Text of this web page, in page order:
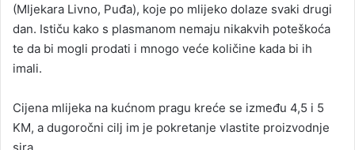
(Mljekara Livno, Puđa), koje po mlijeko dolaze svaki drugi
dan. Ističu kako s plasmanom nemaju nikakvih poteškoća
te da bi mogli prodati i mnogo veće količine kada bi ih
imali.
Cijena mlijeka na kućnom pragu kreće se između 4,5 i 5
KM, a dugoročni cilj im je pokretanje vlastite proizvodnje